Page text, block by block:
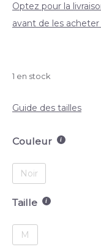
Optez pour la
avant de les
1 en stock
Guide des tailles
Couleur
Noir
Taille
M